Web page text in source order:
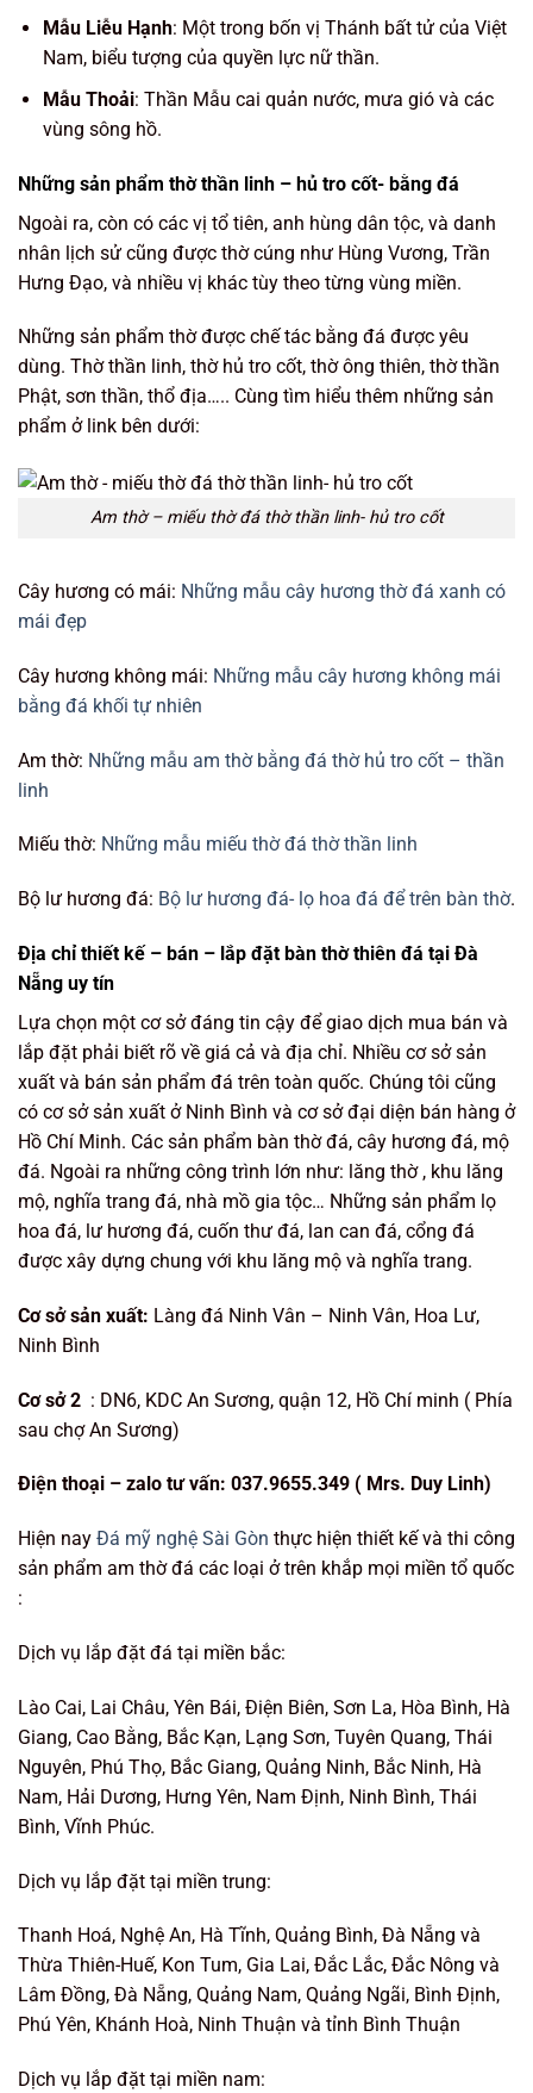
Mẫu Liễu Hạnh: Một trong bốn vị Thánh bất tử của Việt
Nam, biểu tượng của quyền lực nữ thần.
Mẫu Thoải: Thần Mẫu cai quản nước, mưa gió và các
vùng sông hồ.
Những sản phẩm thờ thần linh – hủ tro cốt- bằng đá
Ngoài ra, còn có các vị tổ tiên, anh hùng dân tộc, và danh
nhân lịch sử cũng được thờ cúng như Hùng Vương, Trần
Hưng Đạo, và nhiều vị khác tùy theo từng vùng miền.
Những sản phẩm thờ được chế tác bằng đá được yêu
dùng. Thờ thần linh, thờ hủ tro cốt, thờ ông thiên, thờ thần
Phật, sơn thần, thổ địa….. Cùng tìm hiểu thêm những sản
phẩm ở link bên dưới:
Am thờ – miếu thờ đá thờ thần linh- hủ tro cốt
Cây hương có mái: Những mẫu cây hương thờ đá xanh có
mái đẹp
Cây hương không mái: Những mẫu cây hương không mái
bằng đá khối tự nhiên
Am thờ: Những mẫu am thờ bằng đá thờ hủ tro cốt – thần
linh
Miếu thờ: Những mẫu miếu thờ đá thờ thần linh
Bộ lư hương đá: Bộ lư hương đá- lọ hoa đá để trên bàn thờ.
Địa chỉ thiết kế – bán – lắp đặt bàn thờ thiên đá tại Đà
Nẵng uy tín
Lựa chọn một cơ sở đáng tin cậy để giao dịch mua bán và
lắp đặt phải biết rõ về giá cả và địa chỉ. Nhiều cơ sở sản
xuất và bán sản phẩm đá trên toàn quốc. Chúng tôi cũng
có cơ sở sản xuất ở Ninh Bình và cơ sở đại diện bán hàng ở
Hồ Chí Minh. Các sản phẩm bàn thờ đá, cây hương đá, mộ
đá. Ngoài ra những công trình lớn như: lăng thờ , khu lăng
mộ, nghĩa trang đá, nhà mồ gia tộc… Những sản phẩm lọ
hoa đá, lư hương đá, cuốn thư đá, lan can đá, cổng đá
được xây dựng chung với khu lăng mộ và nghĩa trang.
Cơ sở sản xuất: Làng đá Ninh Vân – Ninh Vân, Hoa Lư,
Ninh Bình
Cơ sở 2 : DN6, KDC An Sương, quận 12, Hồ Chí minh ( Phía
sau chợ An Sương)
Điện thoại – zalo tư vấn: 037.9655.349 ( Mrs. Duy Linh)
Hiện nay Đá mỹ nghệ Sài Gòn thực hiện thiết kế và thi công
sản phẩm am thờ đá các loại ở trên khắp mọi miền tổ quốc
:
Dịch vụ lắp đặt đá tại miền bắc:
Lào Cai, Lai Châu, Yên Bái, Điện Biên, Sơn La, Hòa Bình, Hà
Giang, Cao Bằng, Bắc Kạn, Lạng Sơn, Tuyên Quang, Thái
Nguyên, Phú Thọ, Bắc Giang, Quảng Ninh, Bắc Ninh, Hà
Nam, Hải Dương, Hưng Yên, Nam Định, Ninh Bình, Thái
Bình, Vĩnh Phúc.
Dịch vụ lắp đặt tại miền trung:
Thanh Hoá, Nghệ An, Hà Tĩnh, Quảng Bình, Đà Nẵng và
Thừa Thiên-Huế, Kon Tum, Gia Lai, Đắc Lắc, Đắc Nông và
Lâm Đồng, Đà Nẵng, Quảng Nam, Quảng Ngãi, Bình Định,
Phú Yên, Khánh Hoà, Ninh Thuận và tỉnh Bình Thuận
Dịch vụ lắp đặt tại miền nam: